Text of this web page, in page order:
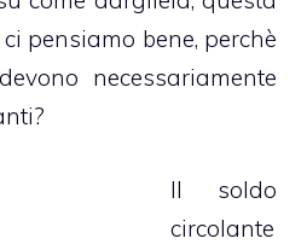
pensiamo bene, perchè
necessariamente
Il soldo
circolante